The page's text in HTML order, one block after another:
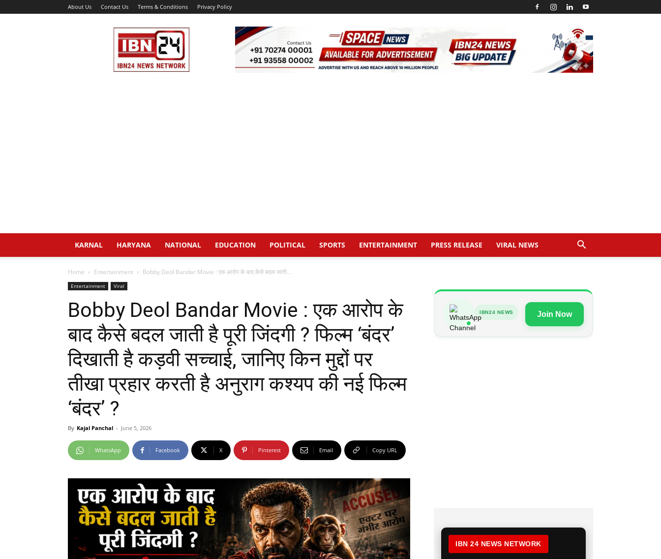
About Us Contact Us Terms & Conditions Privacy Policy
IBN
24
News
KARNAL HARYANA NATIONAL EDUCATION POLITICAL SPORTS ENTERTAINMENT PRESS RELEASE VIRAL NEWS
Home Entertainment Bobby Deol Bandar Movie : एक आरोप के बाद कैसे बदल जाती...
Entertainment Viral
Bobby Deol Bandar Movie : एक आरोप के
बाद कैसे बदल जाती है पूरी जिंदगी ? फिल्म ‘बंदर’
दिखाती है कड़वी सच्चाई, जानिए किन मुद्दों पर
तीखा प्रहार करती है अनुराग कश्यप की नई फिल्म
‘बंदर’ ?
By Kajal Panchal - June 5, 2026
WhatsApp Facebook X Pinterest Email Copy URL
IBN24 NEWS Join Now
IBN 24 NEWS NETWORK